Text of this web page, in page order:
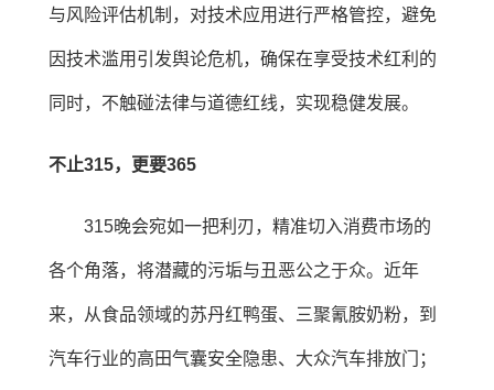
与风险评估机制，对技术应用进行严格管控，避免
因技术滥用引发舆论危机，确保在享受技术红利的
同时，不触碰法律与道德红线，实现稳健发展。
不止315，更要365
315晚会宛如一把利刃，精准切入消费市场的
各个角落，将潜藏的污垢与丑恶公之于众。近年
来，从食品领域的苏丹红鸭蛋、三聚氰胺奶粉，到
汽车行业的高田气囊安全隐患、大众汽车排放门；